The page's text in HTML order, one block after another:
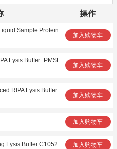
操作
Sample Protein
加入购物车
Lysis Buffer+PMSF
加入购物车
RIPA Lysis Buffer
加入购物车
加入购物车
Lysis Buffer C1052 加入购物车